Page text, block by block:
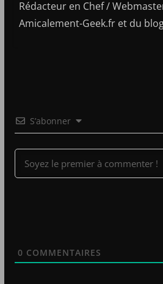
Rédacteur en Chef /
Amicalement-Geek.fr et du
S’abonner
0 COMMENTAIRES